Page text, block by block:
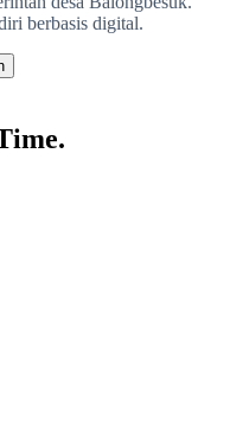
berbasis digital.